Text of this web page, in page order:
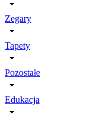
Zegary
Tapety
Pozostałe
Edukacja